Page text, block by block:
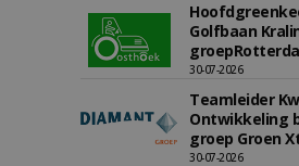
Golfbaan
30-07-2026
Teamleider
Ontwikkeling
groep Groen
30-07-2026